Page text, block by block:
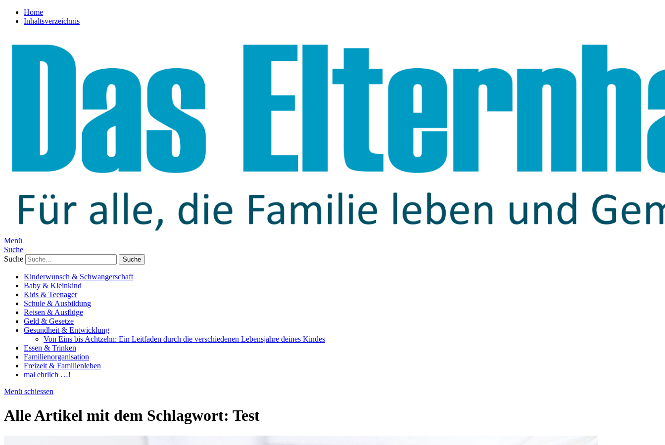
Home
Inhaltsverzeichnis
Menü
Suche
Suche
Kinderwunsch & Schwangerschaft
Baby & Kleinkind
Kids & Teenager
Schule & Ausbildung
Reisen & Ausflüge
Geld & Gesetze
Gesundheit & Entwicklung
Von Eins bis Achtzehn: Ein Leitfaden durch die verschiedenen Lebensjahre deines Kindes
Essen & Trinken
Familienorganisation
Freizeit & Familienleben
mal ehrlich …!
Menü schiessen
Alle Artikel mit dem Schlagwort: Test